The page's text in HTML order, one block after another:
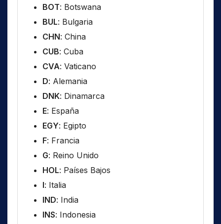
BOT: Botswana
BUL: Bulgaria
CHN: China
CUB: Cuba
CVA: Vaticano
D: Alemania
DNK: Dinamarca
E: España
EGY: Egipto
F: Francia
G: Reino Unido
HOL: Países Bajos
I: Italia
IND: India
INS: Indonesia